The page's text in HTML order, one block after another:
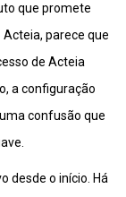
que promete
parece que
de Acteia
a configuração
confusão que
desde o início. Há